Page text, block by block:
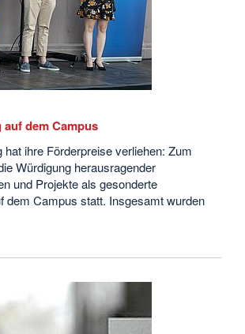
dem Campus
hat ihre Förderpreise verliehen: Zum
Würdigung herausragender
und Projekte als gesonderte
dem Campus statt. Insgesamt wurden